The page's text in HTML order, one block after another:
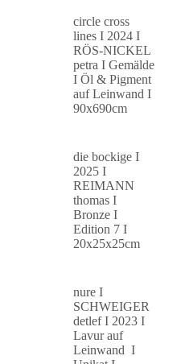
circle cross
lines I 2024 I
RÖS-NICKEL
petra I Gemälde
I Öl & Pigment
auf Leinwand I
90x690cm
die bockige I
2025 I
REIMANN
thomas I
Bronze I
Edition 7 I
20x25x25cm
nure I
SCHWEIGER
detlef I 2023 I
Lavur auf
Leinwand I